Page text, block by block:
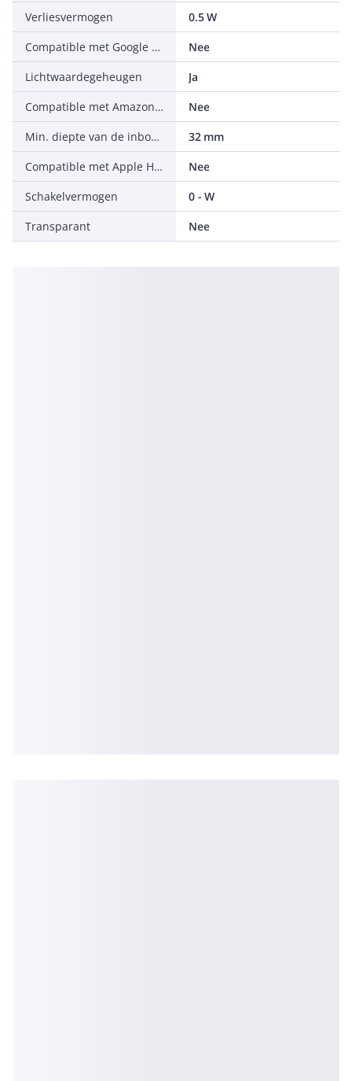
Verliesvermogen
0.5 W
Compatible met Google Assistant
Nee
Lichtwaardegeheugen
Ja
Compatible met Amazon Alexa
Nee
Min. diepte van de inbouwdoos
32 mm
Compatible met Apple HomeKit
Nee
Schakelvermogen
0 - W
Transparant
Nee